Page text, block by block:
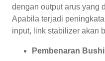
dengan output arus yang
Apabila terjadi
input, link stabilizer akan
Pembenaran